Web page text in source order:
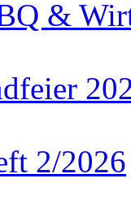
&
2/2026